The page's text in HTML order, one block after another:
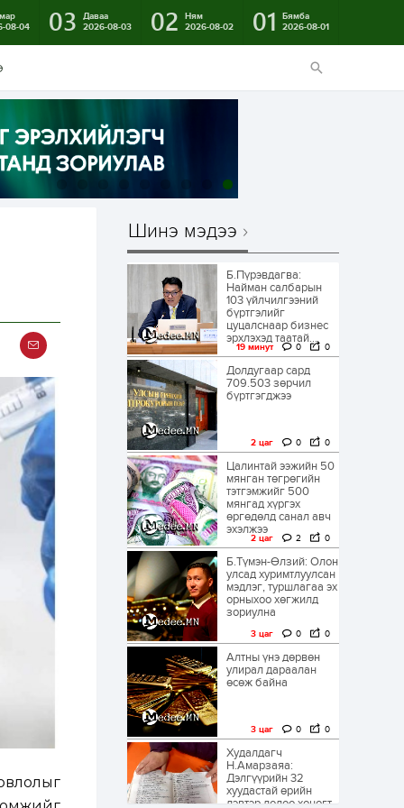
08-04
03
Даваа
2026-08-03
02
Ням
2026-08-02
01
Бямба
2026-08-01
Шинэ мэдээ
Б.Пүрэвдагва:
Найман салбарын
103 үйлчилгээний
бүртгэлийг
цуцалснаар бизнес
эрхлэхэд таатай...
19 минут 0 0
Долдугаар сард
709.503 зөрчил
бүртгэгджээ
2 цаг 0 0
Цалинтай ээжийн 50
мянган төгрөгийн
тэтгэмжийг 500
мянгад хүргэх
өргөдөлд санал авч
эхэлжээ
2 цаг 2 0
Б.Түмэн-Өлзий: Олон
улсад хуримтлуулсан
мэдлэг, туршлагаа эх
орныхоо хөгжилд
зориулна
3 цаг 0 0
Алтны үнэ дөрвөн
улирал дараалан
өсөж байна
3 цаг 0 0
Худалдагч
Н.Амарзаяа:
Дэлгүүрийн 32
хуудастай өрийн
дэвтэр долоо хоногт